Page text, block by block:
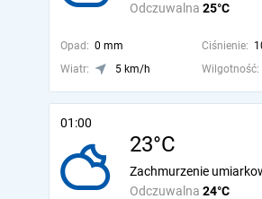
Odczuwalna 25°C
Opad: 0 mm Ciśnienie:
Wiatr:
5 km/h Wilgotność:
01:00
23°C
Odczuwalna 24°C
Zachmurzenie